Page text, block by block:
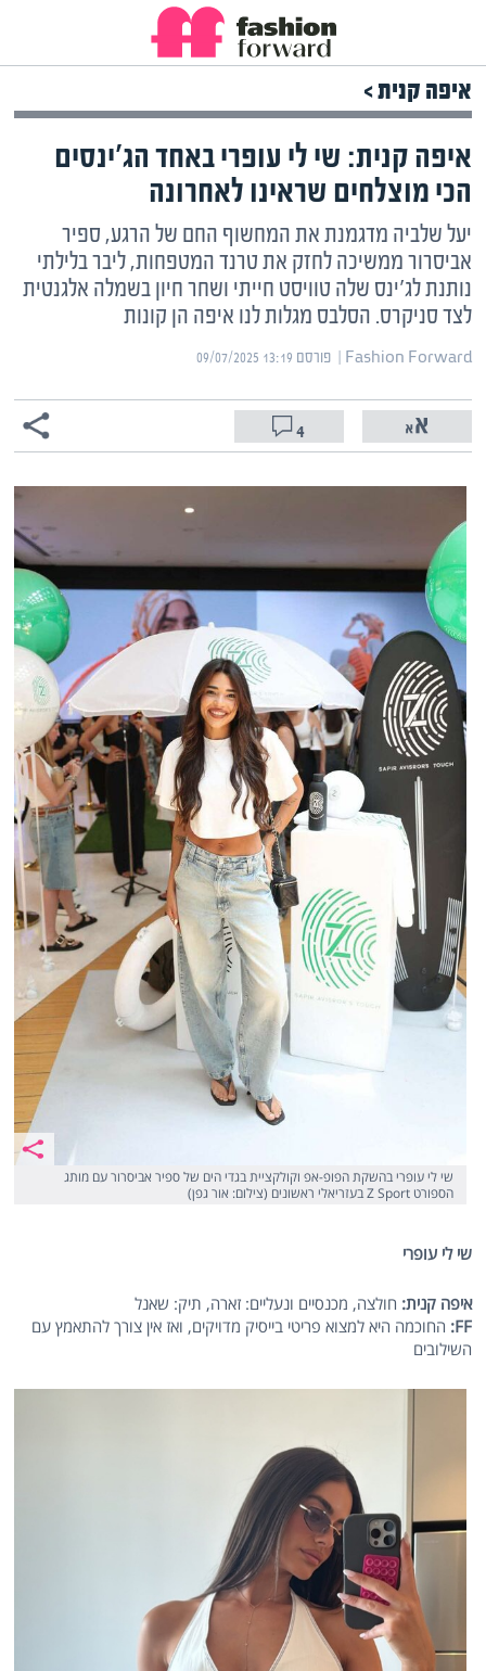
איפה קנית >
איפה קנית: שי לי עופרי באחד הג'ינסים
הכי מוצלחים שראינו לאחרונה
יעל שלביה מדגמנת את המחשוף החם של הרגע, ספיר
אביסרור ממשיכה לחזק את טרנד המטפחות, ליבר בלילתי
נותנת לג'ינס שלה טוויסט חייתי ושחר חיון בשמלה אלגנטית
לצד סניקרס. הסלבס מגלות לנו איפה הן קונות
Fashion Forward | ‏ פורסם ‎09/07/2025 13:19
4
שי לי עופרי בהשקת הפופ-אפ וקולקציית בגדי הים של ספיר אביסרור עם מותג
הספורט Z Sport בעזריאלי ראשונים (צילום: אור גפן)
שי לי עופרי
איפה קנית: חולצה, מכנסיים ונעליים: זארה, תיק: שאנל
FF
: החוכמה היא למצוא פריטי בייסיק מדויקים, ואז אין צורך להתאמץ עם
השילובים